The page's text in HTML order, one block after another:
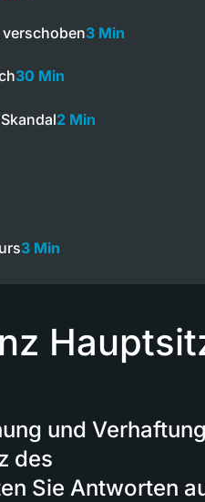
3 Min
30 Min
2 Min
3 Min
und
des
Sie Antworten